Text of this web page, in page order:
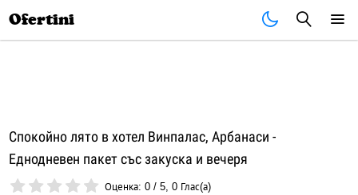
Ofertini
Спокойно лято в хотел Винпалас, Арбанаси -
Еднодневен пакет със закуска и вечеря
Оценка:0 /5,0 Глас(а)